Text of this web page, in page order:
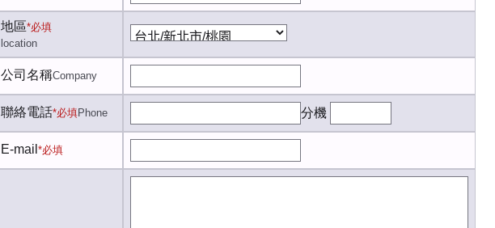
地區*必填
location
公司名稱Company
聯絡電話*必填Phone 分機
E-mail *必填